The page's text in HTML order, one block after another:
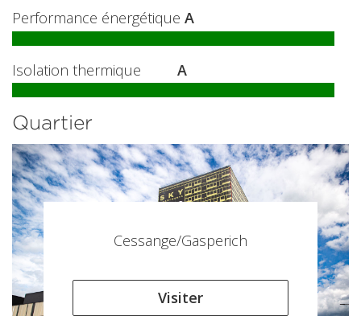
Performance énergétique A
Isolation thermique A
Quartier
Cessange/Gasperich
Visiter